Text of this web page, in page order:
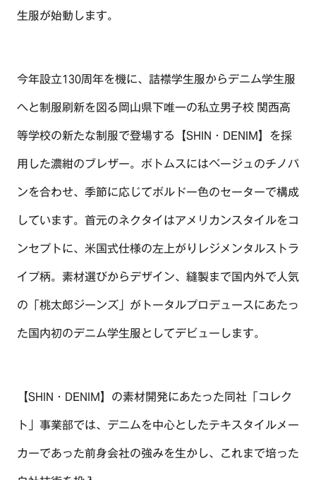
生服が始動します。
今年設立130周年を機に、詰襟学生服からデニム学生服
へと制服刷新を図る岡山県下唯一の私立男子校 関西高
等学校の新たな制服で登場する【SHIN・DENIM】を採
用した濃紺のブレザー。ボトムスにはベージュのチノパ
ンを合わせ、季節に応じてボルドー色のセーターで構成
しています。首元のネクタイはアメリカンスタイルをコ
ンセプトに、米国式仕様の左上がりレジメンタルストラ
イプ柄。素材選びからデザイン、縫製まで国内外で人気
の「桃太郎ジーンズ」がトータルプロデュースにあたっ
た国内初のデニム学生服としてデビューします。
【SHIN・DENIM】の素材開発にあたった同社「コレク
ト」事業部では、デニムを中心としたテキスタイルメー
カーであった前身会社の強みを生かし、これまで培った